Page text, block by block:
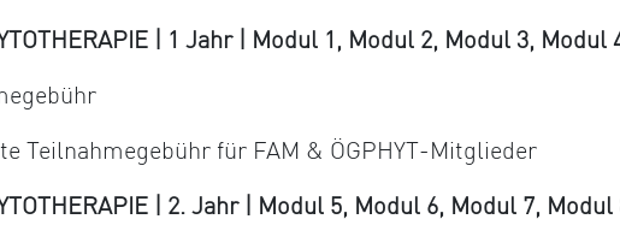
| 1 Jahr | Modul 1, Modul 2, Modul 3, Modul
Teilnahmegebühr für FAM & ÖGPHYT-Mitglieder
| 2. Jahr | Modul 5, Modul 6, Modul 7, Modul